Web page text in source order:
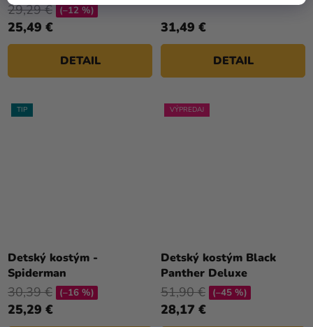
25,49 €
29,29 € (–12 %)
DETAIL
31,49 €
DETAIL
TIP
Detský kostým -
Spiderman
25,29 €
30,39 € (–16 %)
VÝPREDAJ
Detský kostým Black
Panther Deluxe
28,17 €
51,90 € (–45 %)